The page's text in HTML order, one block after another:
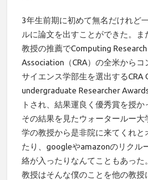
3年生前期に初めて無名だけれど
ルに論文を出すことができた。ま
教授の推薦でComputing Research
Association（CRA）の全米からコ
サイエンス学部生を選出するCRA
undergraduate Researcher
トされ、結果運良く優秀賞を授か
その結果を見たウォータールー大
学の教授から是非院に来てくれと
たり、googleやamazonのリクル
絡が入ったりなんてこともあった
教授はそんな僕のことを他の教授